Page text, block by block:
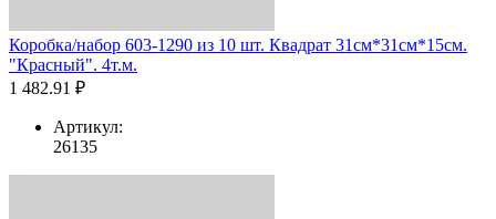
Коробка/набор 603-1290 из 10 шт. Квадрат 31см*31см*15см.
"Красный". 4т.м.
1 482.91 ₽
Артикул:
26135